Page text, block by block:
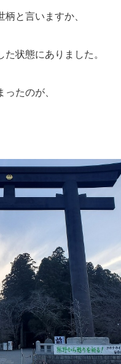
と言いますか、
状態にありました。
たのが、